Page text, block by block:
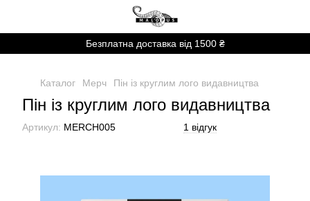
Безплатна доставка від 1500 ₴
Каталог Мерч Пін із круглим лого видавництва
Пін із круглим лого видавництва
Артикул: MERCH005 1 відгук